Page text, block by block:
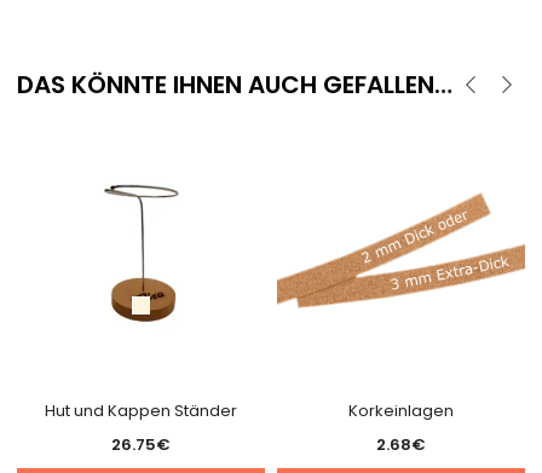
DAS KÖNNTE IHNEN AUCH GEFALLEN…
Hut und Kappen Ständer
26.75€
Korkeinlagen
2.68€